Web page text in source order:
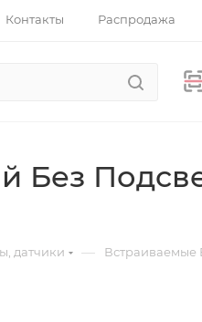
Контакты Распродажа
Без
датчики — Встраиваемые